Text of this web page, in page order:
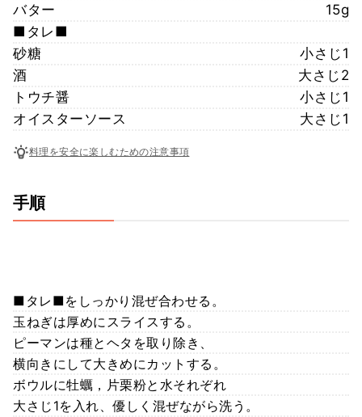
バター
15g
■タレ■
砂糖
小さじ1
酒
大さじ2
トウチ醤
小さじ1
オイスターソース
大さじ1
料理を安全に楽しむための注意事項
手順
■タレ■をしっかり混ぜ合わせる。
玉ねぎは厚めにスライスする。
ピーマンは種とヘタを取り除き、
横向きにして大きめにカットする。
ボウルに牡蠣，片栗粉と水それぞれ
大さじ1を入れ、優しく混ぜながら洗う。